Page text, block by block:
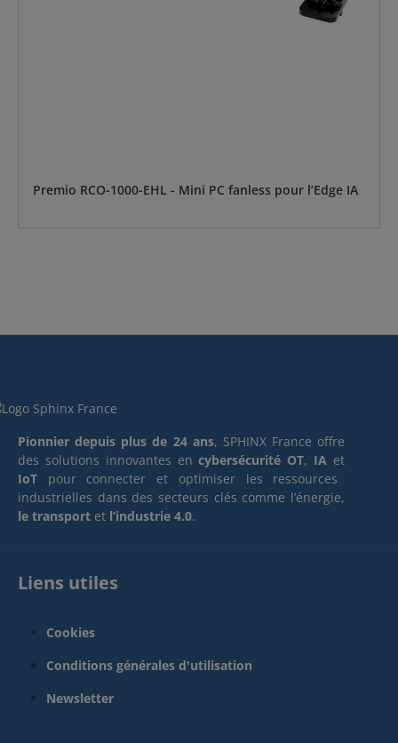
Premio RCO-1000-EHL - Mini PC fanless pour l’Edge IA
Pionnier depuis plus de 24 ans, SPHINX France offre
des solutions innovantes encybersécurité OT, IA et
IoT pour connecter et optimiser les ressources
industrielles dans des secteurs clés comme l’énergie,
le transport et l’industrie 4.0.
Liens utiles
Cookies
Conditions générales d'utilisation
Newsletter